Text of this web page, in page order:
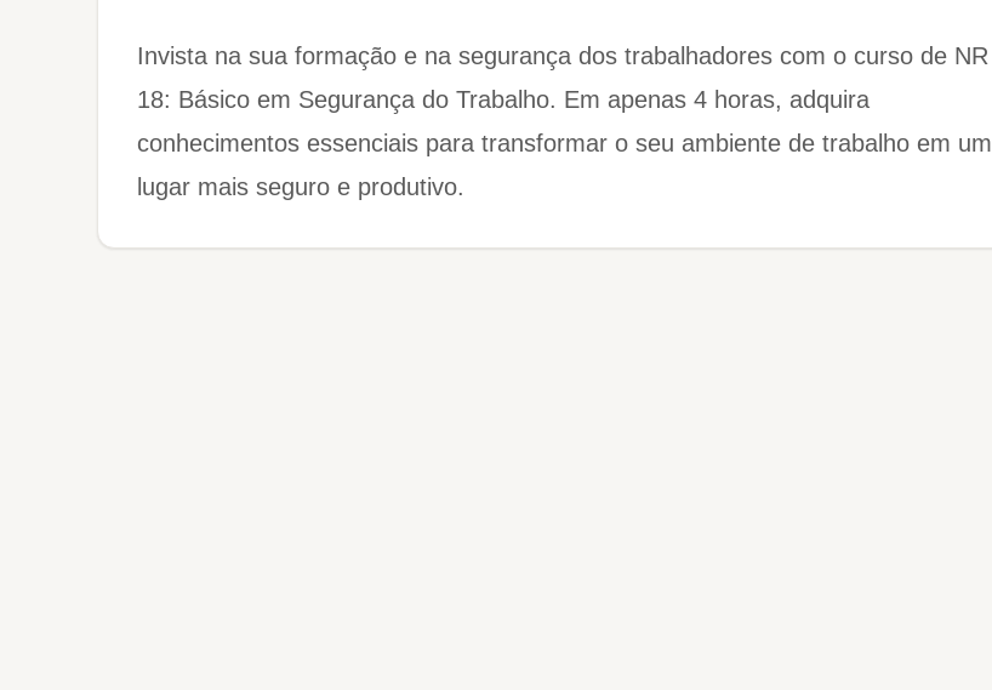
Invista na sua formação e na segurança dos trabalhadores com o curso de NR
18: Básico em Segurança do Trabalho. Em apenas 4 horas, adquira
conhecimentos essenciais para transformar o seu ambiente de trabalho em um
lugar mais seguro e produtivo.​​​​​​​